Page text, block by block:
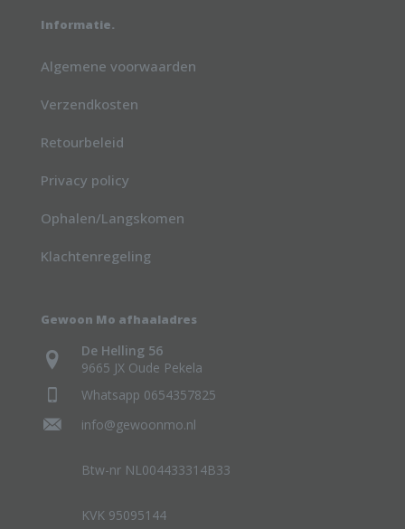
Informatie.
Algemene voorwaarden
Verzendkosten
Retourbeleid
Privacy policy
Ophalen/Langskomen
Klachtenregeling
Gewoon Mo afhaaladres
De Helling 56
9665 JX Oude Pekela
Whatsapp 0654357825
info@gewoonmo.nl
Btw-nr NL004433314B33
KVK 95095144